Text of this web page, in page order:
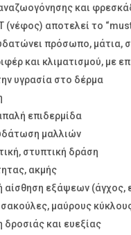
και
αποτελεί το
πρόσωπο,
και κλιματισμού,
υγρασία στο δέρμα
επιδερμίδα
μαλλιών
στυπτική δράση
ακμής
αίσθηση εξάψεων (άγχος,
σακούλες, μαύρους
και ευεξίας